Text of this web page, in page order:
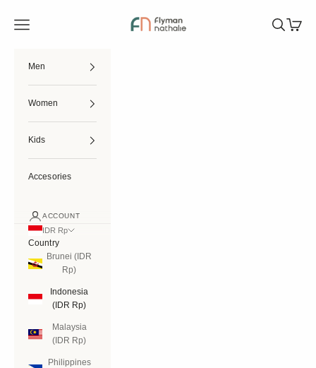
Flymannathalie
Open navigation menu OpenOpen
Men
Women
Kids
Accesories
ACCOUNT
IDR Rp
Country
Brunei (IDR
Rp)
Indonesia
(IDR Rp)
Malaysia
(IDR Rp)
Philippines